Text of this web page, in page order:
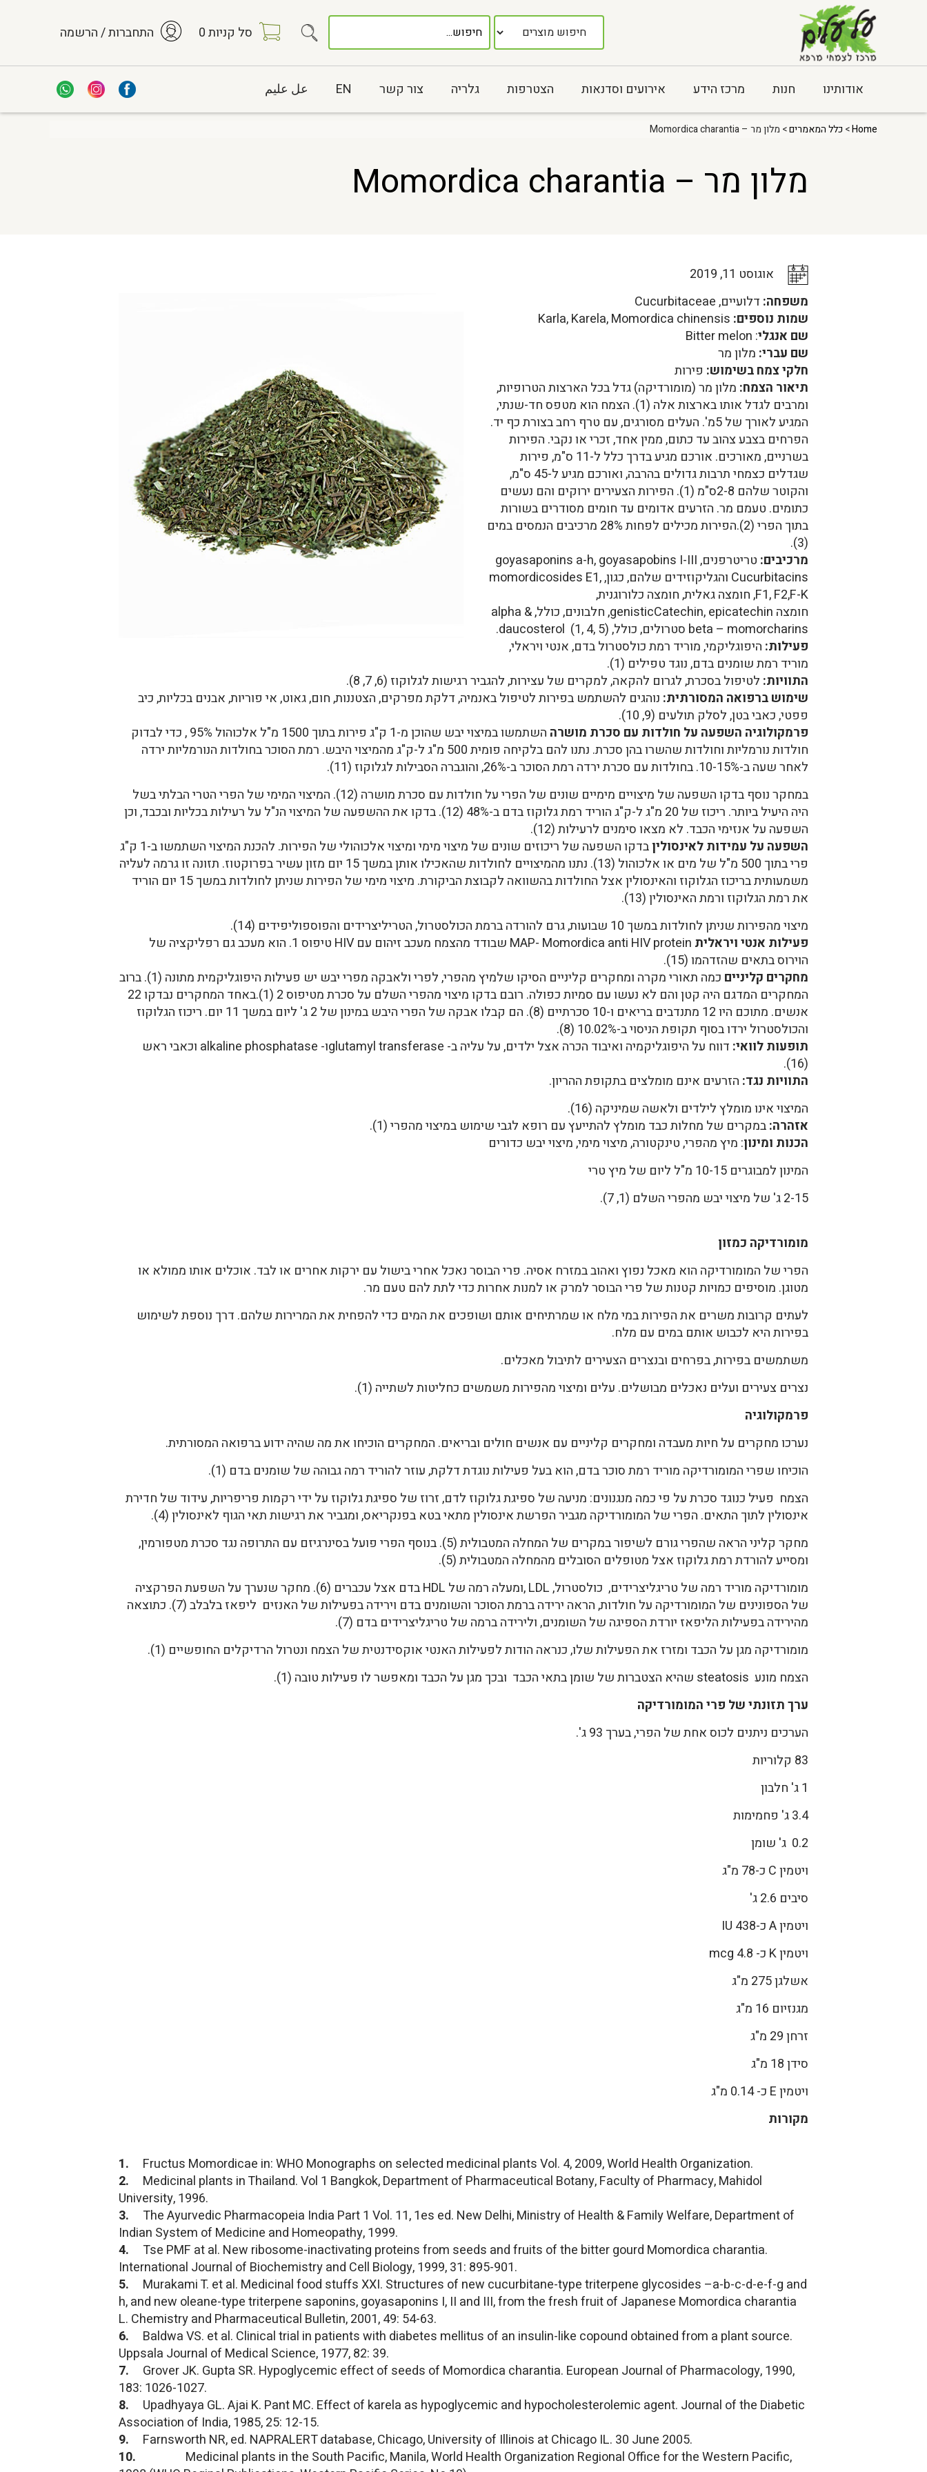
סל קניות0 התחברות / הרשמה
אודותינו חנות מרכז הידע אירועים וסדנאות הצטרפות גלריה צור קשר EN عل عليم
Home
> כלל המאמרים> מלון מר – Momordica charantia
מלון מר – Momordica charantia
אוגוסט 11, 2019
משפחה: דלועיים, Cucurbitaceae
שמות נוספים:
שם אנגלי: Bitter melon
שם עברי: מלון מר
חלקי צמח בשימוש: פירות
תיאור הצמח: מלון מר (מומורדיקה) גדל בכל הארצות הטרופיות,
ומרבים לגדל אותו בארצות אלה (1). הצמח הוא מטפס חד-שנתי,
המגיע לאורך של 5מ'. העלים מסורגים, עם טרף רחב בצורת כף יד.
הפרחים בצבע צהוב עד כתום, ממין אחד, זכרי או נקבי. הפירות
בשרניים, מאורכים. אורכם מגיע בדרך כלל ל-11 ס"מ, פירות
שגדלים כצמחי תרבות גדולים בהרבה, ואורכם מגיע ל-45 ס"מ,
והקוטר שלהם 2-8ס"מ (1). הפירות הצעירים ירוקים והם נעשים
כתומים. טעמם מר. הזרעים אדומים עד חומים מסודרים בשורות
בתוך הפרי (2).הפירות מכילים לפחות 28% מרכיבים הנמסים במים
(3).
מרכיבים:
טריטרפנים, goyasaponins a-h, goyasapobins I-III
Cucurbitacins והגליקוזידים שלהם, כגון, momordicosides E1,
F1, F2,F-K, חומצה גאלית, חומצה כלורוגנית,
חומצה genisticCatechin, epicatechin, חלבונים, כולל, alpha &
beta – momorcharins סטרולים, כולל, daucosterol (1, 4, 5).
פעילות: היפוגליקמי, מוריד רמת כולסטרול בדם, אנטי ויראלי,
מוריד רמת שומנים בדם, נוגד טפילים (1).
התוויות: לטיפול בסכרת, לגרום להקאה, למקרים של עצירות, להגביר רגישות לגלוקוז (6, 7, 8).
שימוש ברפואה המסורתית: נוהגים להשתמש בפירות לטיפול באנמיה, דלקת מפרקים, הצטננות, חום, גאוט, אי פוריות, אבנים בכליות, כיב
פפטי, כאבי בטן, לסלק תולעים (9, 10).
פרמקולוגיה השפעה על חולדות עם סכרת מושרה
השתמשו במיצוי יבש שהוכן מ-1 ק"ג פירות בתוך 1500 מ"ל אלכוהול 95% , כדי לבדוק
חולדות נורמליות וחולדות שהשרו בהן סכרת. נתנו להם בלקיחה פומית 500 מ"ג ל-ק"ג מהמיצוי היבש. רמת הסוכר בחולדות הנורמליות ירדה
לאחר שעה ב-10-15%. בחולדות עם סכרת ירדה רמת הסוכר ב-26%, והוגברה הסבילות לגלוקוז (11).
במחקר נוסף בדקו השפעה של מיצויים מימיים שונים של הפרי על חולדות עם סכרת מושרה (12). המיצוי המימי של הפרי הטרי הבלתי בשל
היה היעיל ביותר. ריכוז של 20 מ"ג ל-ק"ג הוריד רמת גלוקוז בדם ב-48% (12). בדקו את ההשפעה של המיצוי הנ"ל על רעילות בכליות ובכבד, וכן
השפעה על אנזימי הכבד. לא מצאו סימנים לרעילות (12).
השפעה על עמידות לאינסולין
בדקו השפעה של ריכוזים שונים של מיצוי מימי ומיצוי אלכוהולי של הפירות. להכנת המיצוי השתמשו ב-1 ק"ג
פרי בתוך 500 מ"ל של מים או אלכוהול (13). נתנו מהמיצויים לחולדות שהאכילו אותן במשך 15 יום מזון עשיר בפרוקטוז. תזונה זו גרמה לעליה
משמעותית בריכוז הגלוקוז והאינסולין אצל החולדות בהשוואה לקבוצת הביקורת. מיצוי מימי של הפירות שניתן לחולדות במשך 15 יום הוריד
את רמת הגלוקוז ורמת האינסולין (13).
מיצוי מהפירות שניתן לחולדות במשך 10 שבועות, גרם להורדה ברמת הכולסטרול, הטריליצרידים והפוספוליפידים (14).
פעילות אנטי ויראלית
MAP- Momordica anti HIV protein שבודד מהצמח מעכב זיהום עם HIV טיפוס 1. הוא מעכב גם רפליקציה של
הוירוס בתאים שהזדהמו (15).
מחקרים קליניים
כמה תאורי מקרה ומחקרים קליניים הסיקו שלמיץ מהפרי, לפרי ולאבקה מפרי יבש יש פעילות היפוגליקמית מתונה (1). ברוב
המחקרים המדגם היה קטן והם לא נעשו עם סמיות כפולה. רובם בדקו מיצוי מהפרי השלם על סכרת מטיפוס 2 (1).באחד המחקרים נבדקו 22
אנשים. מתוכם היו 12 מתנדבים בריאים ו-10 סכרתיים (8). הם קבלו אבקה של הפרי היבש במינון של 2 ג' ליום במשך 11 יום. ריכוז הגלוקוז
והכולסטרול ירדו בסוף תקופת הניסוי ב-10.02% (8).
תופעות לוואי:
דווח על היפוגליקמיה ואיבוד הכרה אצל ילדים, על עליה ב- glutamyl transferaseו- alkaline phosphatase וכאבי ראש
(16).
התוויות נגד: הזרעים אינם מומלצים בתקופת ההריון.
המיצוי אינו מומלץ לילדים ולאשה שמיניקה (16).
אזהרה:במקרים של מחלות כבד מומלץ להתייעץ עם רופא לגבי שימוש במיצוי מהפרי (1).
הכנות ומינון: מיץ מהפרי, טינקטורה, מיצוי מימי, מיצוי יבש כדורים
המינון למבוגרים 10-15 מ"ל ליום של מיץ טרי
2-15 ג' של מיצוי יבש מהפרי השלם (1, 7).
מומורדיקה כמזון
הפרי של המומורדיקה הוא מאכל נפוץ ואהוב במזרח אסיה. פרי הבוסר נאכל אחרי בישול עם ירקות אחרים או לבד. אוכלים אותו ממולא או
מטוגן. מוסיפים כמויות קטנות של פרי הבוסר למרק או למנות אחרות כדי לתת להם טעם מר.
לעתים קרובות משרים את הפירות במי מלח או שמרתיחים אותם ושופכים את המים כדי להפחית את המרירות שלהם. דרך נוספת לשימוש
בפירות היא לכבוש אותם במים עם מלח.
משתמשים בפירות, בפרחים ובנצרים הצעירים לתיבול מאכלים.
נצרים צעירים ועלים נאכלים מבושלים. עלים ומיצוי מהפירות משמשים כחליטות לשתייה (1).
פרמקולוגיה
נערכו מחקרים על חיות מעבדה ומחקרים קליניים עם אנשים חולים ובריאים. המחקרים הוכיחו את מה שהיה ידוע ברפואה המסורתית.
הוכיחו שפרי המומורדיקה מוריד רמת סוכר בדם, הוא בעל פעילות נוגדת דלקת, עוזר להוריד רמה גבוהה של שומנים בדם (1).
הצמח פעיל כנוגד סכרת על פי כמה מנגנונים: מניעה של ספיגת גלוקוז לדם, זרוז של ספיגת גלוקוז על ידי רקמות פריפריות, עידוד של חדירת
אינסולין לתוך התאים. הפרי של המומורדיקה מגביר הפרשת אינסולין מתאי בטא בפנקריאס, ומגביר את רגישות תאי הגוף לאינסולין (4).
מחקר קליני הראה שהפרי גורם לשיפור במקרים של המחלה המטבולית (5). בנוסף הפרי פועל בסינרגיזם עם התרופה נגד סכרת מטפורמין,
ומסייע להורדת רמת גלוקוז אצל מטופלים הסובלים מהמחלה המטבולית (5).
מומורדיקה מוריד רמה של טריגליצרידים, כולסטרול, LDL ,ומעלה רמה של HDL בדם אצל עכברים (6). מחקר שנערך על השפעת הפרקציה
של הספונינים של המומורדיקה על חולדות, הראה ירידה ברמת הסוכר והשומנים בדם וירידה בפעילות של האנזים ליפאז בלבלב (7). כתוצאה
מהירידה בפעילות הליפאז יורדת הספיגה של השומנים, ולירידה ברמה של טריגליצרידים בדם (7).
מומורדיקה מגן על הכבד ומזרז את הפעילות שלו, כנראה הודות לפעילות האנטי אוקסידנטית של הצמח ונטרול הרדיקלים החופשיים (1).
הצמח מונע steatosis שהיא הצטברות של שומן בתאי הכבד ובכך מגן על הכבד ומאפשר לו פעילות טובה (1).
ערך תזונתי של פרי המומורדיקה
הערכים ניתנים לכוס אחת של הפרי, בערך 93 ג'.
83 קלוריות
1 ג' חלבון
3.4 ג' פחמימות
0.2 ג' שומן
ויטמין C כ-78 מ"ג
סיבים 2.6 ג'
ויטמין A כ-438 IU
ויטמין K כ- mcg 4.8
אשלגן 275 מ"ג
מגנזיום 16 מ"ג
זרחן 29 מ"ג
סידן 18 מ"ג
ויטמין E כ- 0.14 מ"ג
מקורות
1. Fructus Momordicae in: WHO Monographs on selected medicinal plants Vol. 4, 2009, World Health Organization.
2. Medicinal plants in Thailand. Vol 1 Bangkok, Department of Pharmaceutical Botany, Faculty of Pharmacy, Mahidol
University, 1996.
3. The Ayurvedic Pharmacopeia India Part 1 Vol. 11, 1es ed. New Delhi, Ministry of Health & Family Welfare, Department of
Indian System of Medicine and Homeopathy, 1999.
4. Tse PMF at al. New ribosome-inactivating proteins from seeds and fruits of the bitter gourd Momordica charantia.
International Journal of Biochemistry and Cell Biology, 1999, 31: 895-901.
5. Murakami T. et al. Medicinal food stuffs XXI. Structures of new cucurbitane-type triterpene glycosides –a-b-c-d-e-f-g and
h, and new oleane-type triterpene saponins, goyasaponins I, II and III, from the fresh fruit of Japanese Momordica charantia
L. Chemistry and Pharmaceutical Bulletin, 2001, 49: 54-63.
6. Baldwa VS. et al. Clinical trial in patients with diabetes mellitus of an insulin-like copound obtained from a plant source.
Uppsala Journal of Medical Science, 1977, 82: 39.
7. Grover JK. Gupta SR. Hypoglycemic effect of seeds of Momordica charantia. European Journal of Pharmacology, 1990,
183: 1026-1027.
8. Upadhyaya GL. Ajai K. Pant MC. Effect of karela as hypoglycemic and hypocholesterolemic agent. Journal of the Diabetic
Association of India, 1985, 25: 12-15.
9. Farnsworth NR, ed. NAPRALERT database, Chicago, University of Illinois at Chicago IL. 30 June 2005.
10. Medicinal plants in the South Pacific, Manila, World Health Organization Regional Office for the Western Pacific,